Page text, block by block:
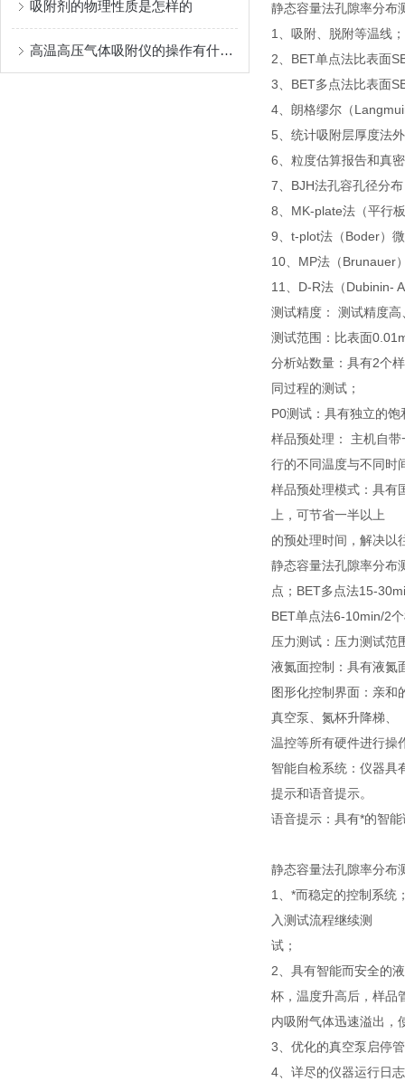
吸附剂的物理性质是怎样的
高温高压气体吸附仪的操作有什么技巧呢？
静态容量法孔隙率分布
1、吸附、脱附等温线；
2、BET单点法比表面
3、BET多点法比表
4、朗格缪尔（
5、统计吸附层厚度法
6、粒度估算报告和真
7、BJH法孔容孔径分
8、MK-plate法（平行
9、t-plot法（Boder）
10、MP法（Brunauer
11、D-R法（Dubinin-
测试精度： 测试精度
测试范围：比表面
分析站数量：具有2个
同过程的测试；
P0测试：具有独立的
样品预处理： 主机自
行的不同温度与不同时
样品预处理模式：具有
上，可节省一半以上
的预处理时间，解决以
静态容量法孔隙率分布
点；BET多点法15-
BET单点法6-10min/2
压力测试：压力测试范
液氮面控制：具有液氮
图形化控制界面：亲和
真空泵、氮杯升降梯、
温控等所有硬件进行操
智能自检系统：仪器具
提示和语音提示。
语音提示：具有*的智
静态容量法孔隙率分布
1、*而稳定的控制系统
入测试流程继续测
试；
2、具有智能而安全的
杯，温度升高后，样品
内吸附气体迅速溢出，
3、优化的真空泵启停
4、详尽的仪器运行日